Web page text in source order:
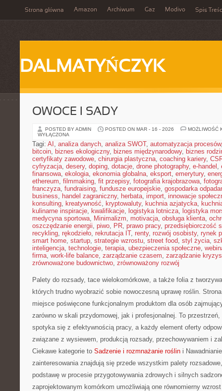
Strona główna Amazon Archiwum Gaz Modivo Spis
DALMATYŃCZYK
OWOCE I SADY
POSTED BY ADMIN POSTED ON MAR - 16 - 2026
MOŻLIWOŚĆ
WYŁĄCZONA
Tagi: AI , analiza danych, analiza SWOT, automatyzacja procesów
bitcoin, biznes ekologiczny, biznes międzynarodowy, biznes
certyfikaty zawodowe, chirurgia plastyczna, coaching kariery,
cyfryzacja, desery, doping, dotacje, drone photography, e-handel ,
finansowa, ekologia, ekonomia globalna, eksport, emerytury,
ethereum, filmmaking, fit przepisy, fotografia krajobrazowa,
franczyza, fundraising, fundusze europejskie, gospodarka
business, handel zagraniczny, herbata, import, innowacje
konsulting, kreatywność, kryptowaluty, kuchnia azjatycka,
kulinarne inspiracje, kwalifikacje, logistyka lotnicza, logistyka
medycyna sportowa, Minimalizm, motivacja, obsługa klienta,
oszczędzanie energii, piwo, PR, prawo pracy, przedsiębiorczość
recykling, rękodzieło, rekrutacja IT, renty, rozwój osobisty, rynek
smart home, startup, strategie wzrostu, street food, styl życia,
inteligencja, technologie, terapia, ubezpieczenia społeczne,
firma, work-life balance, zarządzanie czasem, zarządzanie
zrównoważone budownictwo, zrównoważony rozwój
Palety do rozsady, tace wielokomórkowe, a także folia z
których trudno wyobrazić sobie nowoczesną uprawę roślin.
miejsce poświęcone funkcjonalnym produktom dla osób
zarówno w skali przydomowej, jak i profesjonalnej. To
spotyka się z efektywnością pracy, a każdy element oferty
związane z wysiewem, produkcją rozsady, przechowywaniem i
Ciekawe kategorie to Sadzenie i rozmnażanie roślin i
zainteresowania znajdują się przede wszystkim palety
podstawę w procesie przygotowywania zdrowych i silnych
zaprojektowanym komórkom umożliwiają one równomierny